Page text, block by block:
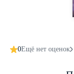
0Ещё нет оценок